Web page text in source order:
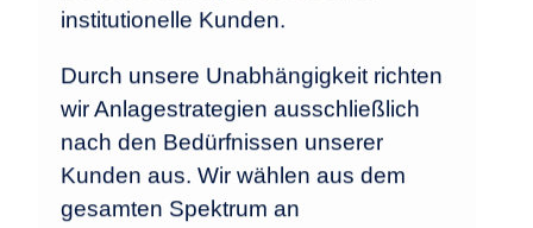
institutionelle Kunden.
Durch unsere Unabhängigkeit richten
wir Anlagestrategien ausschließlich
nach den Bedürfnissen unserer
Kunden aus. Wir wählen aus dem
gesamten Spektrum an